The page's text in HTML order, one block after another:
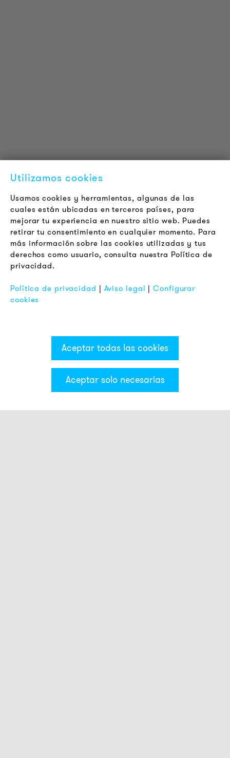
Categorías & Filter
Jobs
Boletín
LEGAL
Terminos y Condiciones Generales
Aviso de Privacidad
Pie de Imprenta
Utilizamos cookies
Usamos cookies y herramientas, algunas de las
cuales están ubicadas en terceros países, para
mejorar tu experiencia en nuestro sitio web. Puedes
retirar tu consentimiento en cualquier momento. Para
más información sobre las cookies utilizadas y tus
derechos como usuario, consulta nuestra Política de
privacidad.
Política de privacidad | Aviso legal |Configurar
cookies
Aceptar todas las cookies
Aceptar solo necesarias